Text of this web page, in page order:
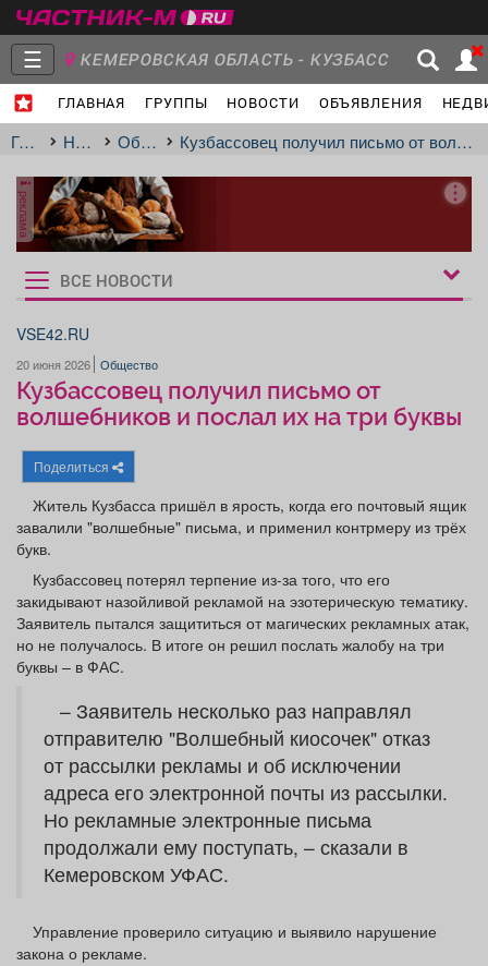
☰ КЕМЕРОВСКАЯ ОБЛАСТЬ - КУЗБАСС
ГЛАВНАЯ ГРУППЫ НОВОСТИ ОБЪЯВЛЕНИЯ
Главная
Группы
Объявления Недвижимость Услуги
Работа
Афиша Обучение Проекты
Товары Поздравления Погода
ТВ программа Я - пенсионер
ГлавнаяНовости Общество Кузбассовец получил письмо от волшебников и послал их на три буквы
реклама
Рукбрики
новостей
ВСЕ НОВОСТИ
VSE42.RU
20 июня 2026 Общество
Кузбассовец получил письмо от
волшебников и послал их на три буквы
Поделиться
Житель Кузбасса пришёл в ярость, когда его почтовый ящик
завалили "волшебные" письма, и применил контрмеру из трёх
букв.
Кузбассовец потерял терпение из-за того, что его
закидывают назойливой рекламой на эзотерическую тематику.
Заявитель пытался защититься от магических рекламных атак,
но не получалось. В итоге он решил послать жалобу на три
буквы – в ФАС.
– Заявитель несколько раз направлял
отправителю "Волшебный киосочек" отказ
от рассылки рекламы и об исключении
адреса его электронной почты из рассылки.
Но рекламные электронные письма
продолжали ему поступать, – сказали в
Кемеровском УФАС.
Управление проверило ситуацию и выявило нарушение
закона о рекламе.